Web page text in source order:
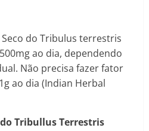
do Tribulus terrestris
ao dia, dependendo
Não precisa fazer fator
ao dia (Indian Herbal
do Tribullus Terrestris